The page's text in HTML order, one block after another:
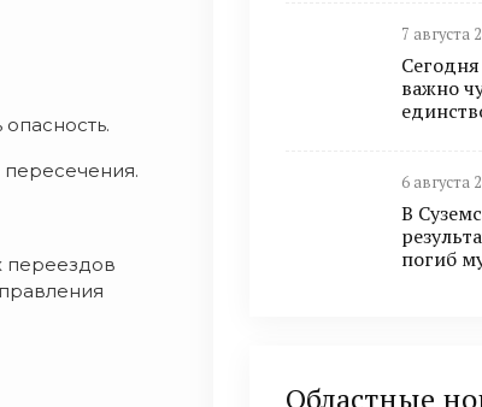
переездов
7 августа
важно
6 августа
В
погиб
Областные